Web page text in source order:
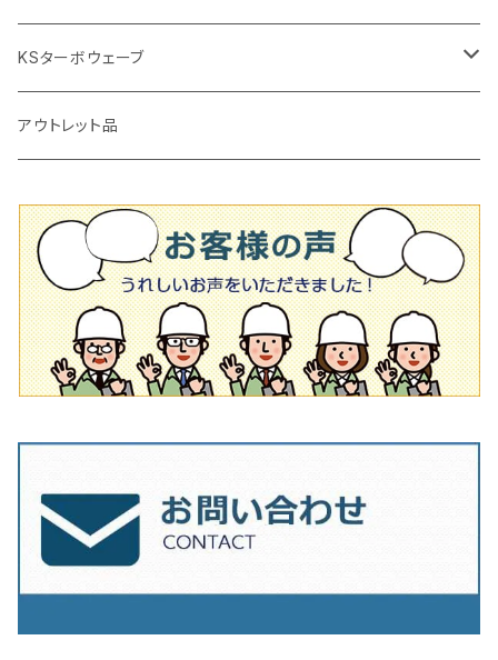
吸着盤
その他
タイル針
タイル針
その他
通常品
ビス穴付き
125mm（5インチ）
通常品
オフセットタイプ（ハットタイプ
150ｍｍ（6インチ）
205ｍｍ（8インチ）
230mm（9インチ）
105mm（4インチ）
125mm（5インチ）
180mm（7インチ）
205mm（8インチ）
230mm（9インチ）
KSターボウェーブ
105mm（4インチ）
150ｍｍ（6インチ）
180ｍｍ（7インチ）
205mm（8インチ）
アウトレット品